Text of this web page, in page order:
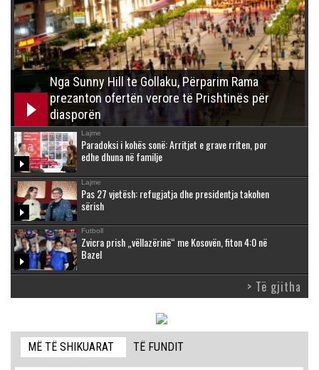
Nga Sunny Hill te Gollaku, Përparim Rama
prezanton ofertën verore të Prishtinës për
diasporën
Lajme
Paradoksi i kohës sonë: Arritjet e grave rriten, por
edhe dhuna në familje
Lajme
Pas 27 vjetësh: refugjatja dhe presidentja takohen
sërish
Futboll
Zvicra prish „vëllazërinë“ me Kosovën, fiton 4:0 në
Bazel
> Të gjitha
MË TË SHIKUARAT TË FUNDIT